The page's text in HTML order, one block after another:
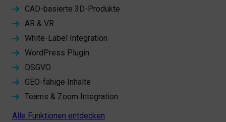
CAD-basierte 3D-Produkte
AR & VR
White-Label Integration
WordPress Plugin
DSGVO
GEO-fähige Inhalte
Teams & Zoom Integration
Alle Funktionen entdecken